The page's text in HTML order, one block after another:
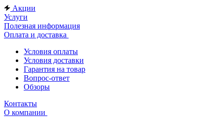
Акции
Услуги
Полезная информация
Оплата и доставка
Условия оплаты
Условия доставки
Гарантия на товар
Вопрос-ответ
Обзоры
Контакты
О компании